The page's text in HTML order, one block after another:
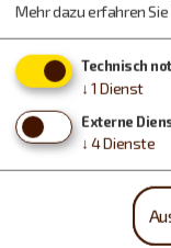
Konzert
Mehr dazu erfahren
Technisch
↓ 1 Dienst
Externe
↓ 4Dienste